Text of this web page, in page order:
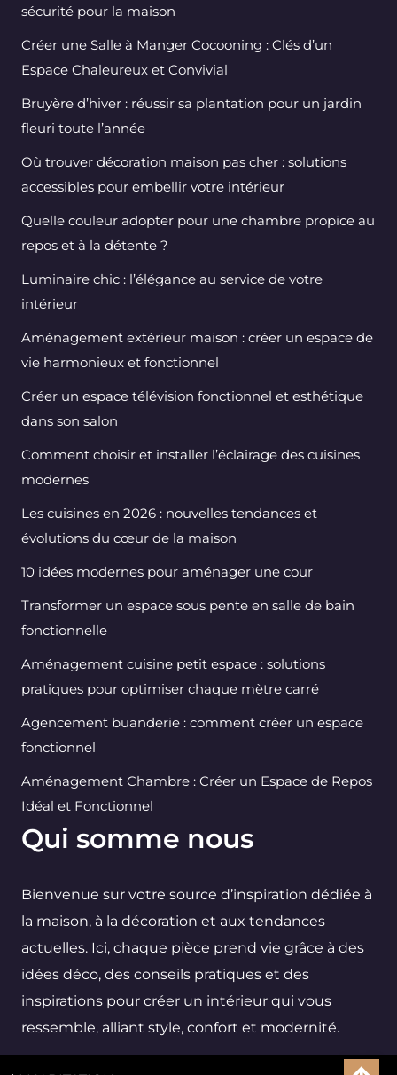
sécurité pour la maison
Créer une Salle à Manger Cocooning : Clés d’un
Espace Chaleureux et Convivial
Bruyère d’hiver : réussir sa plantation pour un jardin
fleuri toute l’année
Où trouver décoration maison pas cher : solutions
accessibles pour embellir votre intérieur
Quelle couleur adopter pour une chambre propice au
repos et à la détente ?
Luminaire chic : l’élégance au service de votre
intérieur
Aménagement extérieur maison : créer un espace de
vie harmonieux et fonctionnel
Créer un espace télévision fonctionnel et esthétique
dans son salon
Comment choisir et installer l’éclairage des cuisines
modernes
Les cuisines en 2026 : nouvelles tendances et
évolutions du cœur de la maison
10 idées modernes pour aménager une cour
Transformer un espace sous pente en salle de bain
fonctionnelle
Aménagement cuisine petit espace : solutions
pratiques pour optimiser chaque mètre carré
Agencement buanderie : comment créer un espace
fonctionnel
Aménagement Chambre : Créer un Espace de Repos
Idéal et Fonctionnel
Qui somme nous
Bienvenue sur votre source d’inspiration dédiée à
la maison, à la décoration et aux tendances
actuelles. Ici, chaque pièce prend vie grâce à des
idées déco, des conseils pratiques et des
inspirations pour créer un intérieur qui vous
ressemble, alliant style, confort et modernité.